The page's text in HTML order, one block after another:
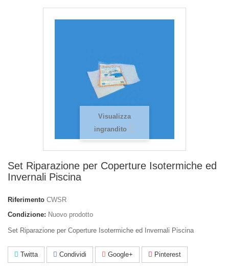
Visualizza
ingrandito
Set Riparazione per Coperture Isotermiche ed
Invernali Piscina
Riferimento CWSR
Condizione: Nuovo prodotto
Set Riparazione per Coperture Isotermiche ed Invernali Piscina
Twitta Condividi Google+ Pinterest